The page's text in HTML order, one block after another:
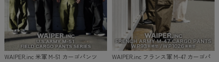
WAIPER.inc 米軍 M-51 カーゴパンツ
WAIPER.inc フランス軍 M-47 カーゴパ